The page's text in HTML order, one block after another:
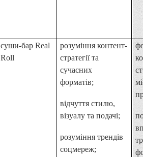
суши-бар Real
Roll
розуміння контент-
стратегії та
сучасних
форматів;
відчуття стилю,
візуалу та подачі;
розуміння трендів
соцмереж;